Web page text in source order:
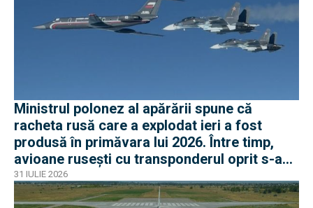
Ministrul polonez al apărării spune că
racheta rusă care a explodat ieri a fost
produsă în primăvara lui 2026. Între timp,
avioane rusești cu transponderul oprit s-au
apropiat de frontiera Poloniei
31 IULIE 2026